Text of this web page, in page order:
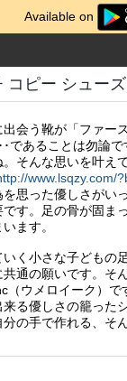
Available on
コピー シューズ
会う靴が「ファー
であることは勿論
そんな思いを叶え
www.lsqzy.com/
思った優しさがい
す。足の骨が固ま
ます。
く小さな子どもの
通の願いです。そ
（ウメロイーク）
る優しさの籠った
の手で作れる、そ